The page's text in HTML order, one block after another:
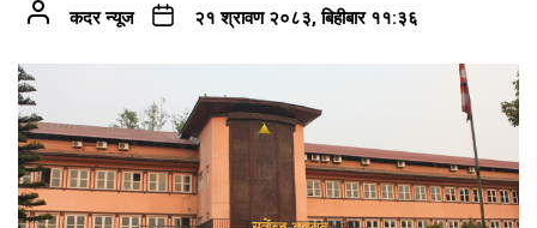
कदर न्यूज २१ श्रावण २०८३, बिहीबार ११:३६